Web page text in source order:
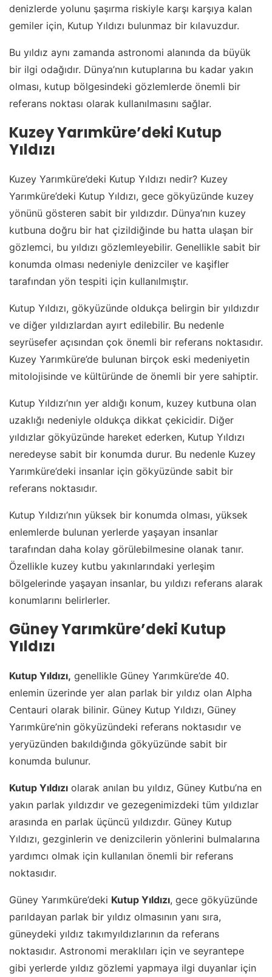
denizlerde yolunu şaşırma riskiyle karşı karşıya kalan
gemiler için, Kutup Yıldızı bulunmaz bir kılavuzdur.
Bu yıldız aynı zamanda astronomi alanında da büyük
bir ilgi odağıdır. Dünya’nın kutuplarına bu kadar yakın
olması, kutup bölgesindeki gözlemlerde önemli bir
referans noktası olarak kullanılmasını sağlar.
Kuzey Yarımküre’deki Kutup
Yıldızı
Kuzey Yarımküre’deki Kutup Yıldızı nedir? Kuzey
Yarımküre’deki Kutup Yıldızı, gece gökyüzünde kuzey
yönünü gösteren sabit bir yıldızdır. Dünya’nın kuzey
kutbuna doğru bir hat çizildiğinde bu hatta ulaşan bir
gözlemci, bu yıldızı gözlemleyebilir. Genellikle sabit bir
konumda olması nedeniyle denizciler ve kaşifler
tarafından yön tespiti için kullanılmıştır.
Kutup Yıldızı, gökyüzünde oldukça belirgin bir yıldızdır
ve diğer yıldızlardan ayırt edilebilir. Bu nedenle
seyrüsefer açısından çok önemli bir referans noktasıdır.
Kuzey Yarımküre’de bulunan birçok eski medeniyetin
mitolojisinde ve kültüründe de önemli bir yere sahiptir.
Kutup Yıldızı’nın yer aldığı konum, kuzey kutbuna olan
uzaklığı nedeniyle oldukça dikkat çekicidir. Diğer
yıldızlar gökyüzünde hareket ederken, Kutup Yıldızı
neredeyse sabit bir konumda durur. Bu nedenle Kuzey
Yarımküre’deki insanlar için gökyüzünde sabit bir
referans noktasıdır.
Kutup Yıldızı’nın yüksek bir konumda olması, yüksek
enlemlerde bulunan yerlerde yaşayan insanlar
tarafından daha kolay görülebilmesine olanak tanır.
Özellikle kuzey kutbu yakınlarındaki yerleşim
bölgelerinde yaşayan insanlar, bu yıldızı referans alarak
konumlarını belirlerler.
Güney Yarımküre’deki Kutup
Yıldızı
Kutup Yıldızı, genellikle Güney Yarımküre’de 40.
enlemin üzerinde yer alan parlak bir yıldız olan Alpha
Centauri olarak bilinir. Güney Kutup Yıldızı, Güney
Yarımküre’nin gökyüzündeki referans noktasıdır ve
yeryüzünden bakıldığında gökyüzünde sabit bir
konumda bulunur.
Kutup Yıldızı olarak anılan bu yıldız, Güney Kutbu’na en
yakın parlak yıldızdır ve gezegenimizdeki tüm yıldızlar
arasında en parlak üçüncü yıldızdır. Güney Kutup
Yıldızı, gezginlerin ve denizcilerin yönlerini bulmalarına
yardımcı olmak için kullanılan önemli bir referans
noktasıdır.
Güney Yarımküre’deki Kutup Yıldızı, gece gökyüzünde
parıldayan parlak bir yıldız olmasının yanı sıra,
güneydeki yıldız takımyıldızlarının da referans
noktasıdır. Astronomi meraklıları için ve seyrantepe
gibi yerlerde yıldız gözlemi yapmaya ilgi duyanlar için